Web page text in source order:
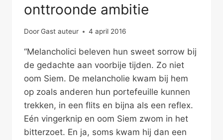
onttroonde ambitie
DoorGast auteur 4 april 2016
“Melancholici beleven hun sweet sorrow bij
de gedachte aan voorbije tijden. Zo niet
oom Siem. De melancholie kwam bij hem
op zoals anderen hun portefeuille kunnen
trekken, in een flits en bijna als een reflex.
Eén vingerknip en oom Siem zwom in het
bitterzoet. En ja, soms kwam hij dan een